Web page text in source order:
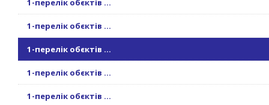
1-перелік обєктів ...
1-перелік обєктів ...
1-перелік обєктів ...
1-перелік обєктів ...
1-перелік обєктів ...